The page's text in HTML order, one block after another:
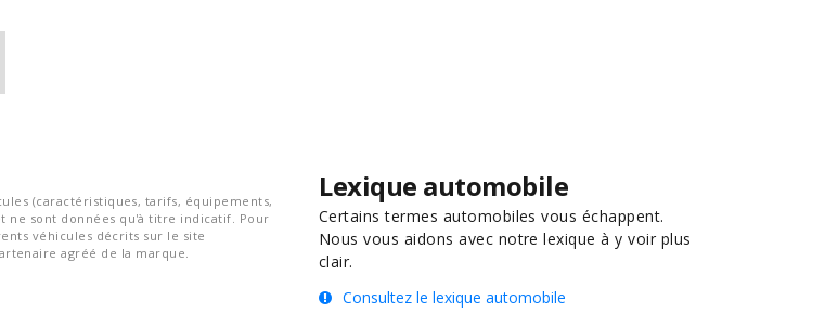
(caractéristiques, tarifs, équipements,
ne sont données qu'à titre indicatif. Pour
véhicules décrits sur le site
agréé de la marque.
Lexique automobile
Certains termes automobiles vous échappent.
Nous vous aidons avec notre lexique à y voir plus
clair.
Consultez le lexique automobile